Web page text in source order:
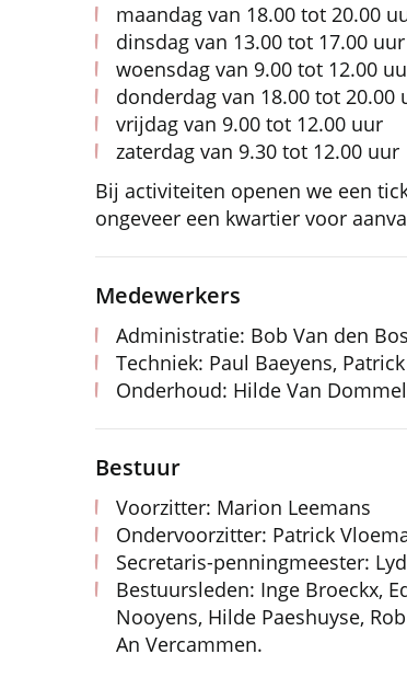
maandag van 18.00 tot 20.00
dinsdag van 13.00 tot 17.00 uur
woensdag van 9.00 tot 12.00
donderdag van 18.00 tot 20.00
vrijdag van 9.00 tot 12.00 uur
zaterdag van 9.30 tot 12.00 uur
Bij activiteiten openen we een
ongeveer een kwartier voor
Medewerkers
Administratie: Bob Van den
Techniek: Paul Baeyens,
Onderhoud: Hilde Van
Bestuur
Voorzitter: Marion Leemans
Ondervoorzitter: Patrick
Secretaris-penningmeester:
Bestuursleden: Inge Broeckx,
Nooyens, Hilde Paeshuyse,
An Vercammen.